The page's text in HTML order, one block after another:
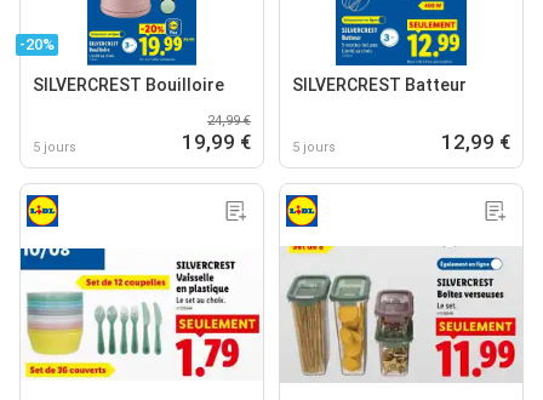
-20%
SILVERCREST Bouilloire
5 jours
24,99 €
19,99 €
SILVERCREST Batteur
5 jours 12,99 €